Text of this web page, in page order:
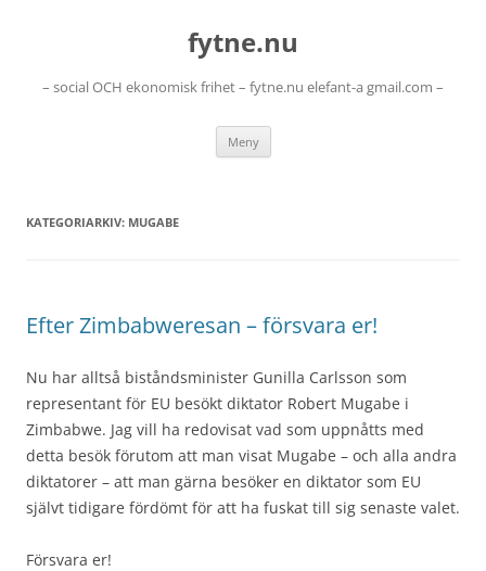
fytne.nu
– social OCH ekonomisk frihet – fytne.nu elefant-a gmail.com –
Meny
KATEGORIARKIV: MUGABE
Efter Zimbabweresan – försvara er!
Nu har alltså biståndsminister Gunilla Carlsson som
representant för EU besökt diktator Robert Mugabe i
Zimbabwe. Jag vill ha redovisat vad som uppnåtts med
detta besök förutom att man visat Mugabe – och alla andra
diktatorer – att man gärna besöker en diktator som EU
självt tidigare fördömt för att ha fuskat till sig senaste valet.
Försvara er!